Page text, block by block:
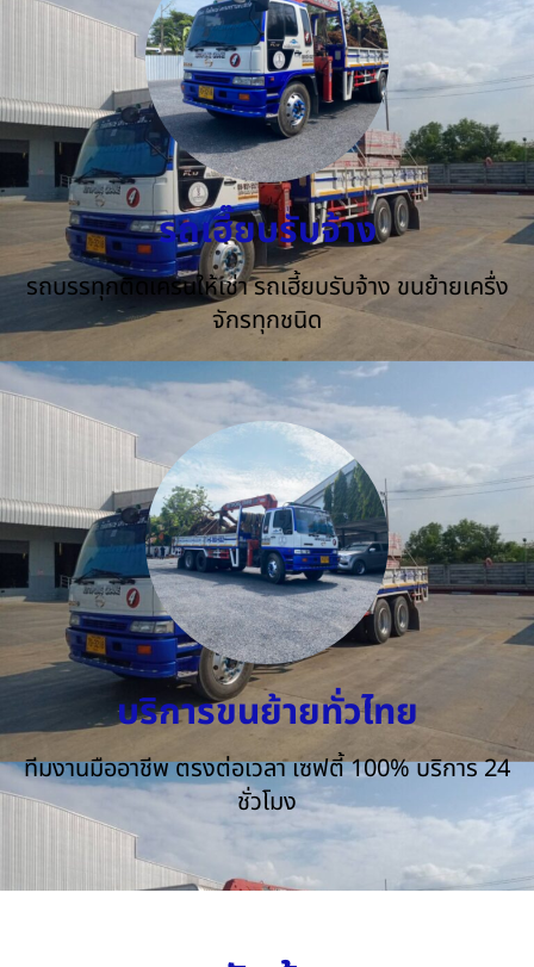
รถเฮี๊ยบรับจ้าง
รถบรรทุกติดเครนให้เช่า รถเฮี้ยบรับจ้าง ขนย้ายเครื่ง
จักรทุกชนิด
บริการขนย้ายทั่วไทย
ทีมงานมืออาชีพ ตรงต่อเวลา เซฟตี้ 100% บริการ 24
ชั่วโมง